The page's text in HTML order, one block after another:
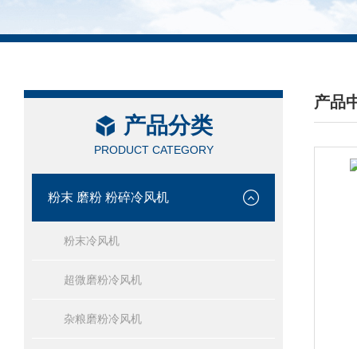
产品分类
PRODUCT CATEGORY
粉末 磨粉 粉碎冷风机
粉末冷风机
超微磨粉冷风机
杂粮磨粉冷风机
产品
/